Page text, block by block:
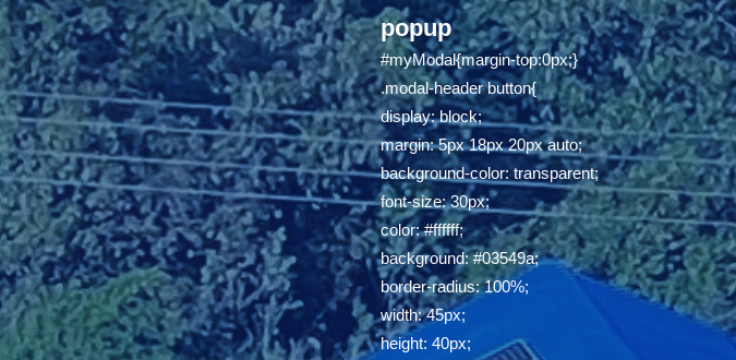
popup
#myModal{margin-top:0px;}
.modal-header button{
display: block;
margin: 5px 18px 20px auto;
background-color: transparent;
font-size: 30px;
color: #ffffff;
background: #03549a;
border-radius: 100%;
width: 45px;
height: 40px;